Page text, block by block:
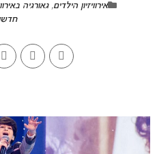
אירוויזיון הילדים,גאורגיה